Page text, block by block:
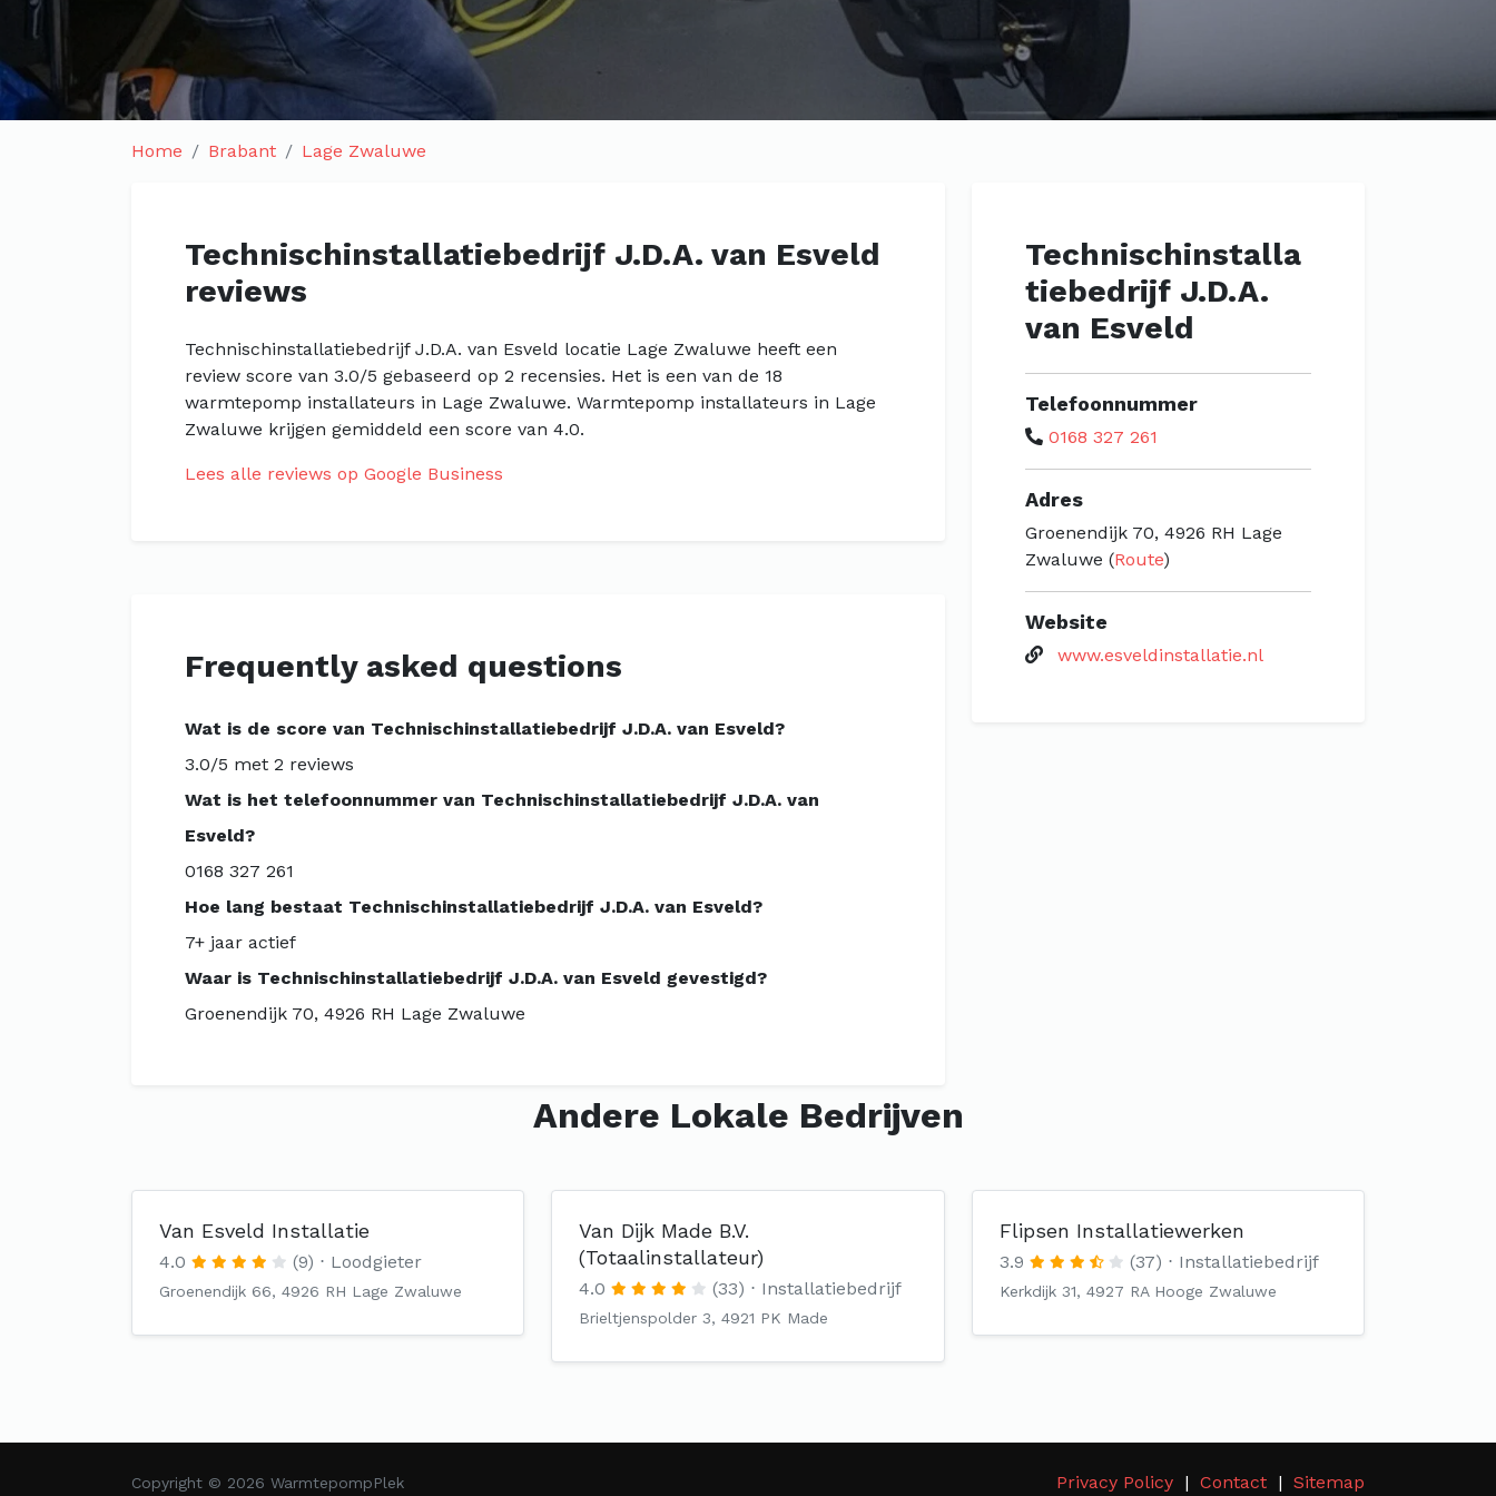
Home Brabant Lage Zwaluwe
Technischinstallatiebedrijf J.D.A. van Esveld
reviews
Technischinstallatiebedrijf J.D.A. van Esveld locatie Lage Zwaluwe heeft een
review score van 3.0/5 gebaseerd op 2 recensies. Het is een van de 18
warmtepomp installateurs in Lage Zwaluwe. Warmtepomp installateurs in Lage
Zwaluwe krijgen gemiddeld een score van 4.0.
Lees alle reviews op Google Business
Frequently asked questions
Wat is de score van Technischinstallatiebedrijf J.D.A. van Esveld?
3.0/5 met 2 reviews
Wat is het telefoonnummer van Technischinstallatiebedrijf J.D.A. van
Esveld?
0168 327 261
Hoe lang bestaat Technischinstallatiebedrijf J.D.A. van Esveld?
7+ jaar actief
Waar is Technischinstallatiebedrijf J.D.A. van Esveld gevestigd?
Groenendijk 70, 4926 RH Lage Zwaluwe
Technischinstalla
tiebedrijf J.D.A.
van Esveld
Telefoonnummer
0168 327 261
Adres
Groenendijk 70, 4926 RH Lage
Zwaluwe (Route)
Website
www.esveldinstallatie.nl
Andere Lokale Bedrijven
Van Esveld Installatie
4.0 (9) Loodgieter
Groenendijk 66, 4926 RH Lage Zwaluwe
Van Dijk Made B.V.
(Totaalinstallateur)
4.0 (33) Installatiebedrijf
Brieltjenspolder 3, 4921 PK Made
Flipsen Installatiewerken
3.9 (37) Installatiebedrijf
Kerkdijk 31, 4927 RA Hooge Zwaluwe
Copyright © 2026 WarmtepompPlek Privacy Policy Contact Sitemap